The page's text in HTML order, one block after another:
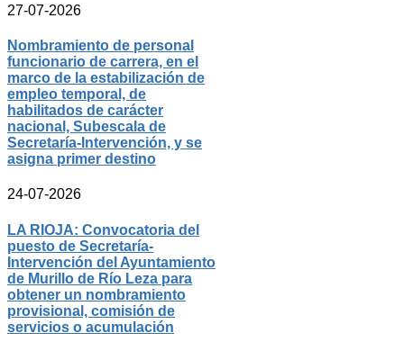
27-07-2026
Nombramiento de personal
funcionario de carrera, en el
marco de la estabilización de
empleo temporal, de
habilitados de carácter
nacional, Subescala de
Secretaría-Intervención, y se
asigna primer destino
24-07-2026
LA RIOJA: Convocatoria del
puesto de Secretaría-
Intervención del Ayuntamiento
de Murillo de Río Leza para
obtener un nombramiento
provisional, comisión de
servicios o acumulación